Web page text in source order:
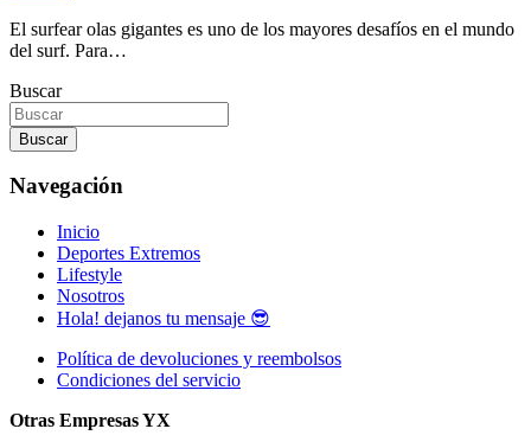
El surfear olas gigantes es uno de los mayores desafíos en el mundo
del surf. Para…
Buscar
Buscar
Navegación
Inicio
Deportes Extremos
Lifestyle
Nosotros
Hola! dejanos tu mensaje 😎
Política de devoluciones y reembolsos
Condiciones del servicio
Otras Empresas YX